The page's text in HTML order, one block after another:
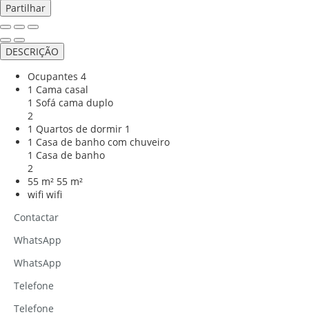
Partilhar
DESCRIÇÃO
Ocupantes 4
1 Cama casal
1 Sofá cama duplo
2
1 Quartos de dormir 1
1 Casa de banho com chuveiro
1 Casa de banho
2
55 m² 55 m²
wifi wifi
Contactar
WhatsApp
WhatsApp
Telefone
Telefone